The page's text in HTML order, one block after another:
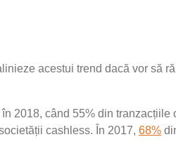
acestui trend dacă vor să
2018, când 55% din tranzacțiile
cashless. În 2017, 68%